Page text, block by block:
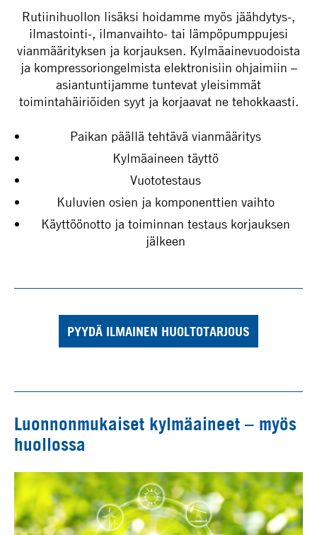
Rutiinihuollon lisäksi hoidamme myös jäähdytys-,
ilmastointi-, ilmanvaihto- tai lämpöpumppujesi
vianmäärityksen ja korjauksen. Kylmäainevuodoista
ja kompressoriongelmista elektronisiin ohjaimiin –
asiantuntijamme tuntevat yleisimmät
toimintahäiriöiden syyt ja korjaavat ne tehokkaasti.
Paikan päällä tehtävä vianmääritys
Kylmäaineen täyttö
Vuototestaus
Kuluvien osien ja komponenttien vaihto
Käyttöönotto ja toiminnan testaus korjauksen
jälkeen
PYYDÄ ILMAINEN HUOLTOTARJOUS
Luonnonmukaiset kylmäaineet – myös
huollossa